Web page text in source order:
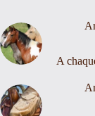
A